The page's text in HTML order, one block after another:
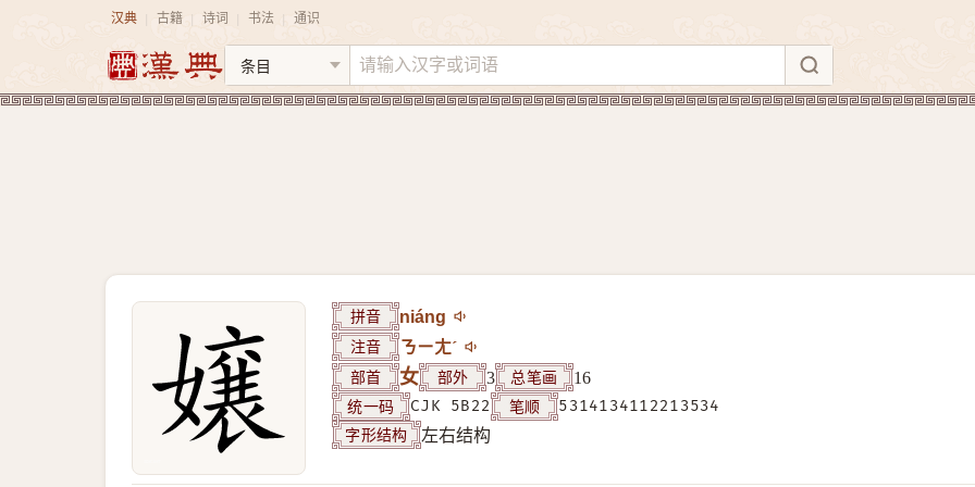
汉典 古籍 诗词 书法 通识
拼音 niáng
注音 ㄋㄧㄤˊ
部首 女 部外 3 总笔画 16
统一码 CJK 5B22 笔顺 5314134112213534
字形结构 左右结构